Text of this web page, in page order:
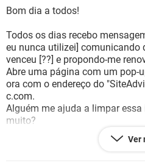
INSTAGRAM
OUTLOOK
INSTAGRAM
GUIA DE COMPRAS
JOGOS
OUTLOOK
INSTAGRAM
GUIA DE COMPRAS
Bom dia a todos!
Todos os dias recebo
eu nunca utilizei] comunicando
venceu [??] e propondo-me
Abre uma página com um pop-
ora com o endereço do
c.com.
Alguém me ajuda a limpar
muito?
Ver